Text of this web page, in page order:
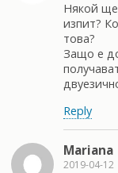
Някой ще
изпит?
това?
Защо е
Reply
Mariana
2019-04-12